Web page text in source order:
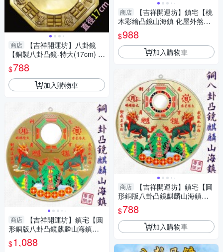
商店
【吉祥開運坊】八卦鏡
【銅製八卦凸鏡-特大(17cm) 銅
版 化壁刀 路沖 巷沖 】開光 擇
日
$788
加入購物車
商店
【吉祥開運坊】鎮宅【圓
形銅版八卦凸鏡麒麟山海鎮大
型 化屋外煞氣 化壁刀路沖天斬
煞】開光
$1,088
商店
【吉祥開運坊】鎮宅【桃
木彩繪凸鏡山海鎮 化屋外煞氣
化壁刀路沖天斬煞】開光 擇日
$988
加入購物車
商店
【吉祥開運坊】鎮宅【圓
形銅版八卦凸鏡麒麟山海鎮中
型 化屋外煞氣 化壁刀路沖天斬
煞】開光
$788
加入購物車